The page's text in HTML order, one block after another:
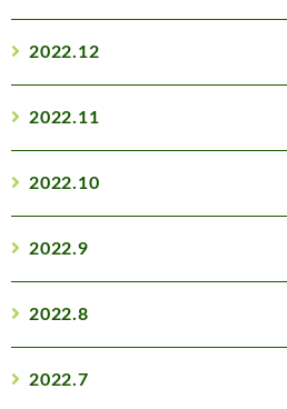
2022.12
2022.11
2022.10
2022.9
2022.8
2022.7